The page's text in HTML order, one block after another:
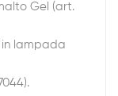
Gel (art.
in lampada